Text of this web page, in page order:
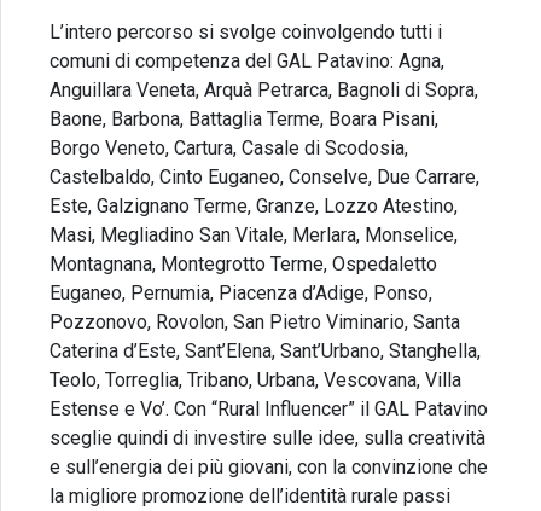
L’intero percorso si svolge coinvolgendo tutti i
comuni di competenza del GAL Patavino: Agna,
Anguillara Veneta, Arquà Petrarca, Bagnoli di Sopra,
Baone, Barbona, Battaglia Terme, Boara Pisani,
Borgo Veneto, Cartura, Casale di Scodosia,
Castelbaldo, Cinto Euganeo, Conselve, Due Carrare,
Este, Galzignano Terme, Granze, Lozzo Atestino,
Masi, Megliadino San Vitale, Merlara, Monselice,
Montagnana, Montegrotto Terme, Ospedaletto
Euganeo, Pernumia, Piacenza d’Adige, Ponso,
Pozzonovo, Rovolon, San Pietro Viminario, Santa
Caterina d’Este, Sant’Elena, Sant’Urbano, Stanghella,
Teolo, Torreglia, Tribano, Urbana, Vescovana, Villa
Estense e Vo’. Con “Rural Influencer” il GAL Patavino
sceglie quindi di investire sulle idee, sulla creatività
e sull’energia dei più giovani, con la convinzione che
la migliore promozione dell’identità rurale passi